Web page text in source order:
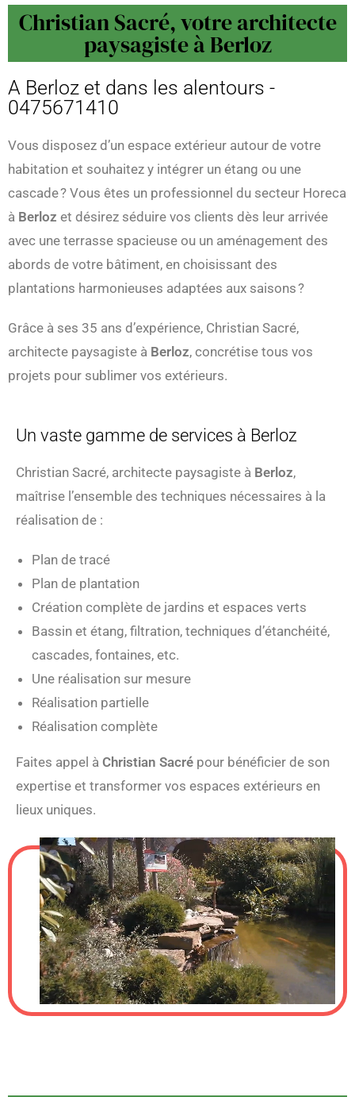
Christian Sacré, votre architecte
paysagiste à Berloz
A Berloz et dans les alentours -
0475671410
Vous disposez d’un espace extérieur autour de votre
habitation et souhaitez y intégrer un étang ou une
cascade ? Vous êtes un professionnel du secteur Horeca
à Berloz et désirez séduire vos clients dès leur arrivée
avec une terrasse spacieuse ou un aménagement des
abords de votre bâtiment, en choisissant des
plantations harmonieuses adaptées aux saisons ?
Grâce à ses 35 ans d’expérience, Christian Sacré,
architecte paysagiste à Berloz, concrétise tous vos
projets pour sublimer vos extérieurs.
Un vaste gamme de services à Berloz
Christian Sacré, architecte paysagiste à Berloz,
maîtrise l’ensemble des techniques nécessaires à la
réalisation de :
Plan de tracé
Plan de plantation
Création complète de jardins et espaces verts
Bassin et étang, filtration, techniques d’étanchéité,
cascades, fontaines, etc.
Une réalisation sur mesure
Réalisation partielle
Réalisation complète
Faites appel à Christian Sacré pour bénéficier de son
expertise et transformer vos espaces extérieurs en
lieux uniques.